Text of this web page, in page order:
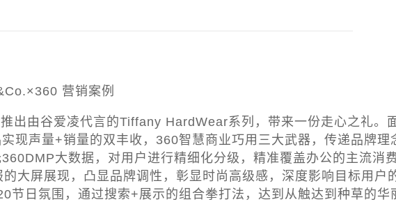
营销案例
由谷爱凌代言的Tiffany HardWear系列，带来一份走心之礼。
现声量+销量的双丰收，360智慧商业巧用三大武器，传递品牌理
大数据，对用户进行精细化分级，精准覆盖办公的主流消
大屏展现，凸显品牌调性，彰显时尚高级感，深度影响目标用户
节日氛围，通过搜索+展示的组合拳打法，达到从触达到种草的华